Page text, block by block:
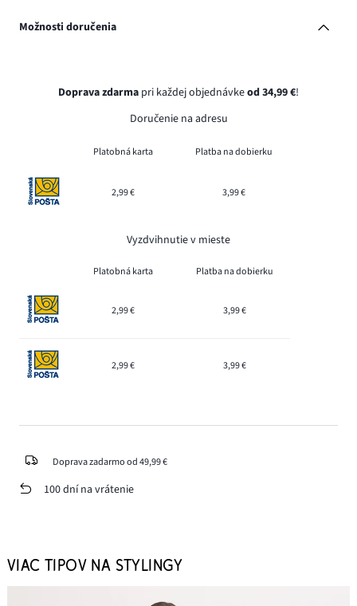
Možnosti doručenia
Doprava zdarma pri každej objednávkeod 34,99 €!
Doručenie na adresu
Platobná karta Platba na dobierku
2,99 € 3,99 €
Vyzdvihnutie v mieste
Platobná karta Platba na dobierku
2,99 € 3,99 €
2,99 € 3,99 €
Doprava zadarmo od 49,99 €
100 dní na vrátenie
VIAC TIPOV NA STYLINGY